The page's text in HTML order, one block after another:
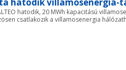
hatodik, 20 MWh kapacitású
csatlakozik a villamosenergia